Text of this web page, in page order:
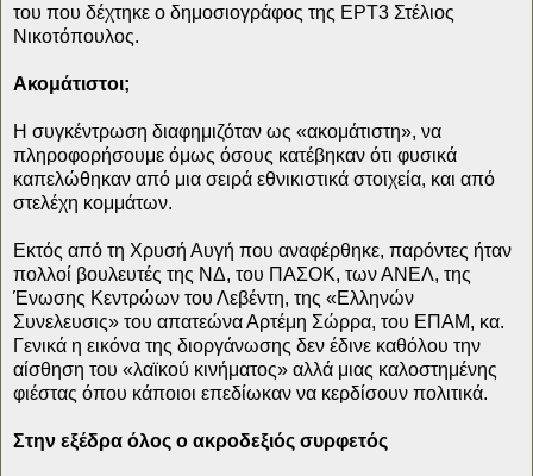
του που δέχτηκε ο δημοσιογράφος της ΕΡΤ3 Στέλιος
Νικοτόπουλος.
Ακομάτιστοι;
Η συγκέντρωση διαφημιζόταν ως «ακομάτιστη», να
πληροφορήσουμε όμως όσους κατέβηκαν ότι φυσικά
καπελώθηκαν από μια σειρά εθνικιστικά στοιχεία, και από
στελέχη κομμάτων.
Εκτός από τη Χρυσή Αυγή που αναφέρθηκε, παρόντες ήταν
πολλοί βουλευτές της ΝΔ, του ΠΑΣΟΚ, των ΑΝΕΛ, της
Ένωσης Κεντρώων του Λεβέντη, της «Ελληνών
Συνελευσις» του απατεώνα Αρτέμη Σώρρα, του ΕΠΑΜ, κα.
Γενικά η εικόνα της διοργάνωσης δεν έδινε καθόλου την
αίσθηση του «λαϊκού κινήματος» αλλά μιας καλοστημένης
φιέστας όπου κάποιοι επεδίωκαν να κερδίσουν πολιτικά.
Στην εξέδρα όλος ο ακροδεξιός συρφετός